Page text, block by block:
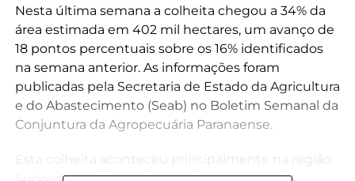
Nesta última semana a colheita chegou a 34% da
área estimada em 402 mil hectares, um avanço de
18 pontos percentuais sobre os 16% identificados
na semana anterior. As informações foram
publicadas pela Secretaria de Estado da Agricultura
e do Abastecimento (Seab) no Boletim Semanal da
Conjuntura da Agropecuária Paranaense.
Sudoeste, maior região produtora e uma das